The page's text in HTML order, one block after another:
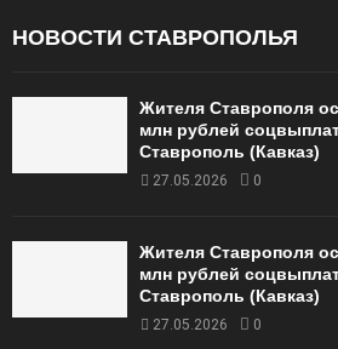
НОВОСТИ СТАВРОПОЛЬЯ
Жителя Ставрополя
млн рублей
Ставрополь (Кавказ)
27.05.2026 0
Жителя Ставрополя
млн рублей
Ставрополь (Кавказ)
27.05.2026 0